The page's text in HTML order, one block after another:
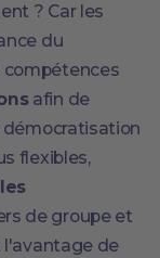
? Car les
du
afin de
démocratisation
flexibles,
de groupe et
l'avantage de